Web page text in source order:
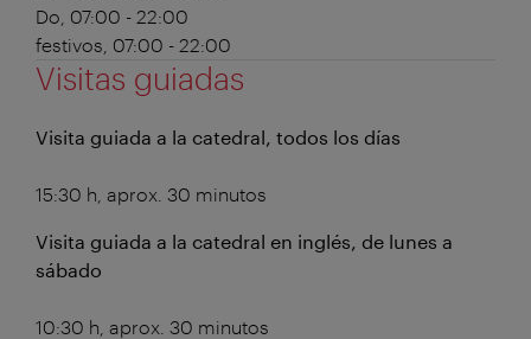
Do, 07:00 - 22:00
festivos, 07:00 - 22:00
Visitas guiadas
Visita guiada a la catedral, todos los días
15:30 h, aprox. 30 minutos
Visita guiada a la catedral en inglés, de lunes a
sábado
10:30 h, aprox. 30 minutos